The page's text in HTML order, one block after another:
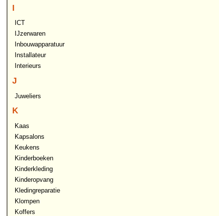
I
ICT
IJzerwaren
Inbouwapparatuur
Installateur
Interieurs
J
Juweliers
K
Kaas
Kapsalons
Keukens
Kinderboeken
Kinderkleding
Kinderopvang
Kledingreparatie
Klompen
Koffers